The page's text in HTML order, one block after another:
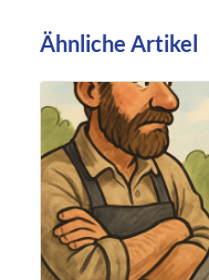
Ähnliche Artikel